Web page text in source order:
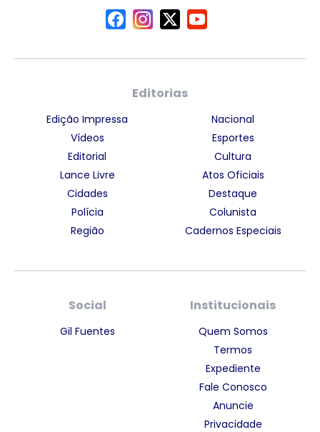
Editorias
Edição Impressa
Vídeos
Editorial
Lance Livre
Cidades
Polícia
Região
Nacional
Esportes
Cultura
Atos Oficiais
Destaque
Colunista
Cadernos Especiais
Social
Gil Fuentes
Institucionais
Quem Somos
Termos
Expediente
Fale Conosco
Anuncie
Privacidade